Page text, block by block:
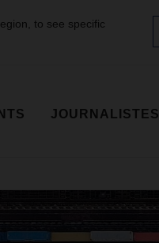
to see specific
JOURNALISTES